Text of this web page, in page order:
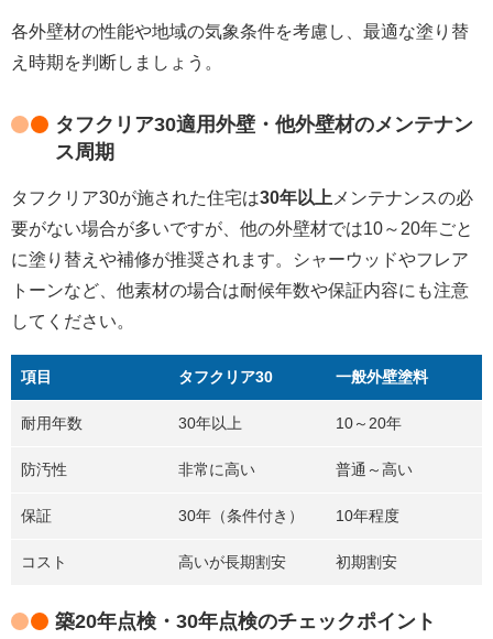
各外壁材の性能や地域の気象条件を考慮し、最適な塗り替
え時期を判断しましょう。
タフクリア30適用外壁・他外壁材のメンテナン
ス周期
タフクリア30が施された住宅は30年以上 メンテナンスの必
要がない場合が多いですが、他の外壁材では10～20年ごと
に塗り替えや補修が推奨されます。シャーウッドやフレア
トーンなど、他素材の場合は耐候年数や保証内容にも注意
してください。
項目 タフクリア30 一般外壁塗料
耐用年数 30年以上 10～20年
防汚性 非常に高い 普通～高い
保証 30年（条件付き） 10年程度
コスト 高いが長期割安 初期割安
築20年点検・30年点検のチェックポイント